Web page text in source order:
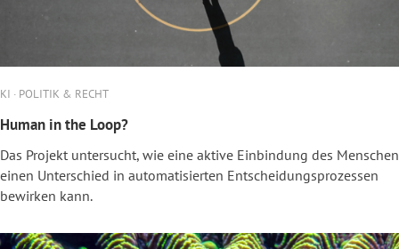
KI · POLITIK & RECHT
Human in the Loop?
Das Projekt untersucht, wie eine aktive Einbindung des Menschen
einen Unterschied in automatisierten Entscheidungsprozessen
bewirken kann.